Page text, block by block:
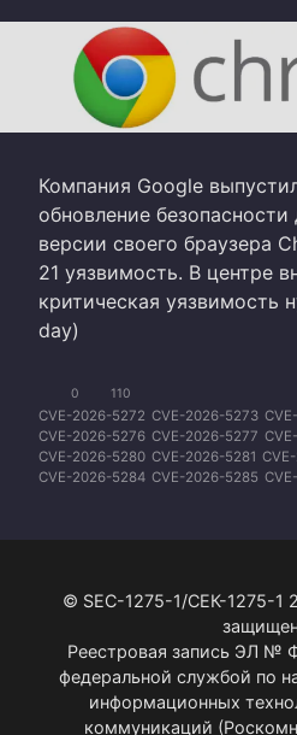
Компания Google
обновление безопасности
версии своего браузера
21 уязвимость. В центре
критическая уязвимость
day)
0 110
CVE-2026-5272 CVE-2026-5273
CVE-2026-5276 CVE-2026-5277
CVE-2026-5280 CVE-2026-5281
CVE-2026-5284 CVE-2026-5285
© SEC-1275-1/СЕК-1275-1
Реестровая запись ЭЛ №
федеральной службой по
информационных
коммуникаций